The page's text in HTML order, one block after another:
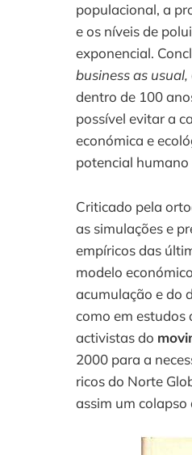
populacional, a
e os níveis de
exponencial.
business as usual,
dentro de 100
possível evitar a
económica e
potencial
Criticado pela
as simulações e
empíricos das
modelo
acumulação e do
como em estudos
activistas do
2000 para a
ricos do Norte
assim um colapso